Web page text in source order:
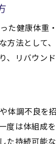
健康体重
方法とし
リバウン
調不良
度は体組
持続可能